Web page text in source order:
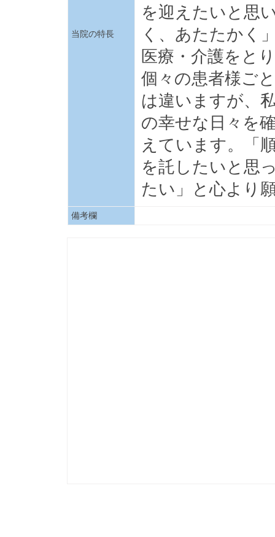
当院の特長
を迎えたいと思
く、あたたかく
医療・介護をと
個々の患者様ご
は違いますが、
の幸せな日々を
えています。「
を託したいと思
たい」と心より
備考欄